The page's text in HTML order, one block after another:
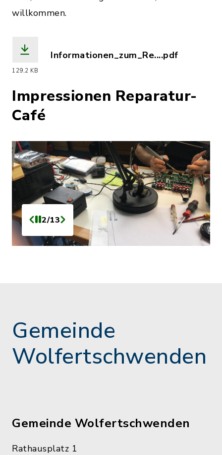
willkommen.
129,2 KB
Informationen_zum_Re....pdf
Impressionen Reparatur-
Café
2/13
Gemeinde
Wolfertschwenden
Gemeinde Wolfertschwenden
Rathausplatz 1